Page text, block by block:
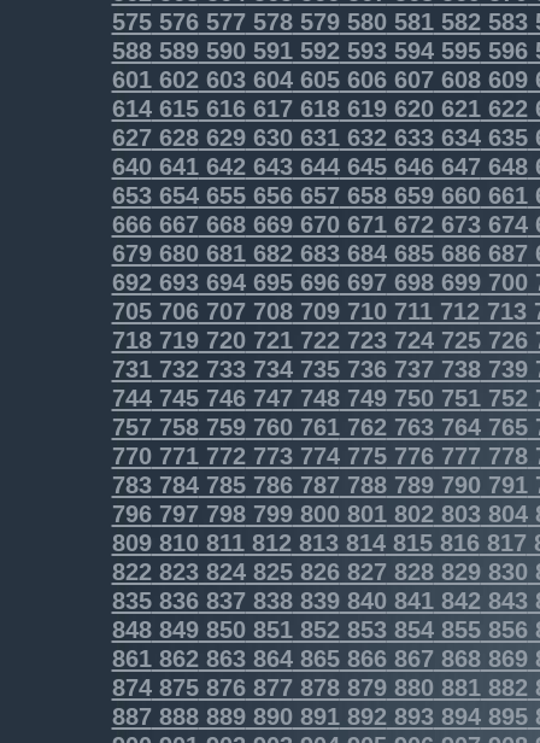
575576577578579580581582583
588589590591592593594595596
601602603604605606607608609
614615616617618619620621622
627628629630631632633634635
640641642643644645646647648
653654655656657658659660661
666667668669670671672673674
679680681682683684685686687
692693694695696697698699700
705706707708709710711712713
718719720721722723724725726
731732733734735736737 738739
744745746747748749750751752
757758759760761762763764765
770771772773774775776777 778
783784785786787788789790791
796797798799800801802803804
809810811812813814815816817
822823824825826827 828829830
835836837838839840841842843
848849850851852853854855856
861862863864865866867 868869
874875876877 878879880 881882
887888889890891892893894895